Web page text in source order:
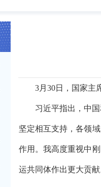
3月30日，国家主
习近平指出，中
坚定相互支持，各领
作用。我高度重视中
运共同体作出更大贡